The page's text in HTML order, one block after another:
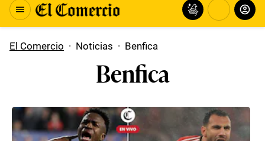
El Comercio · Noticias · Benfica
Benfica